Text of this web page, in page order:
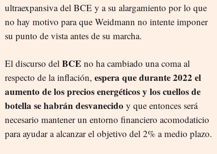
ultraexpansiva del BCE y a su alargamiento por lo que
no hay motivo para que Weidmann no intente imponer
su punto de vista antes de su marcha.
El discurso del BCE no ha cambiado una coma al
respecto de la inflación, espera que durante 2022 el
aumento de los precios energéticos y los cuellos de
botella se habrán desvanecido y que entonces será
necesario mantener un entorno financiero acomodaticio
para ayudar a alcanzar el objetivo del 2% a medio plazo.